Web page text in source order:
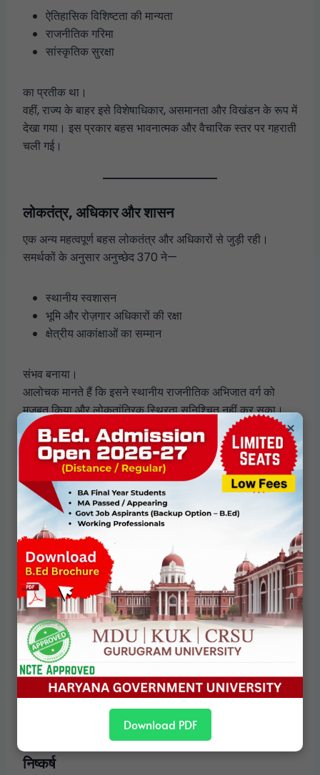
ऐतिहासिक विशिष्टता की मान्यता
राजनीतिक गरिमा
सांस्कृतिक सुरक्षा
का प्रतीक था।
वहीं, राज्य के बाहर इसे विशेषाधिकार, असमानता और विखंडन के रूप में
देखा गया। इस प्रकार बहस भावनात्मक और वैचारिक स्तर पर गहराती
चली गई।
लोकतंत्र, अधिकार और शासन
एक अन्य महत्वपूर्ण बहस लोकतंत्र और अधिकारों से जुड़ी रही।
समर्थकों के अनुसार अनुच्छेद 370 ने—
स्थानीय स्वशासन
भूमि और रोज़गार अधिकारों की रक्षा
क्षेत्रीय आकांक्षाओं का सम्मान
संभव बनाया।
आलोचक मानते हैं कि इसने स्थानीय राजनीतिक अभिजात वर्ग को
मज़बूत किया और लोकतांत्रिक स्थिरता सुनिश्चित नहीं कर सका।
यह प्रश्न उभरता है किक्या स्वायत्तता लोकतंत्र को सुदृढ़ करती है या
कमजोर करती है।
राष्ट्रवाद बनाम संवैधानिक बहुलता
अपने मूल में अनुच्छेद 370 की बहस—
केंद्रीकृत राष्ट्रवाद
और बहुलतावादी संवैधानिकता
के बीच टकराव को दर्शाती है।
यह बहस केवल जम्मू और कश्मीर तक सीमित नहीं, बल्कि भारतीय
संविधान की आत्मा और दिशा से जुड़ी हुई है।
निष्कर्ष
×
Download PDF